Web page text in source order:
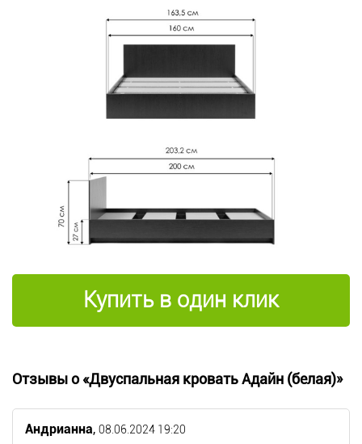
Купить в один клик
Отзывы о «Двуспальная кровать Адайн (белая)»
Андрианна, 08.06.2024 19:20